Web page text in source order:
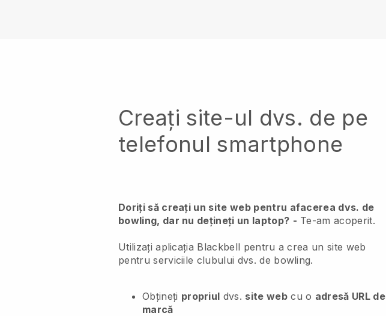
Creați site-ul dvs. de pe
telefonul smartphone
Doriți să creați un site web pentru afacerea dvs. de
bowling, dar nu dețineți un laptop? - Te-am acoperit.
Utilizați aplicația Blackbell pentru a crea un site web
pentru serviciile clubului dvs. de bowling.
Obțineți propriul dvs. site webcu o adresă URL de
marcă